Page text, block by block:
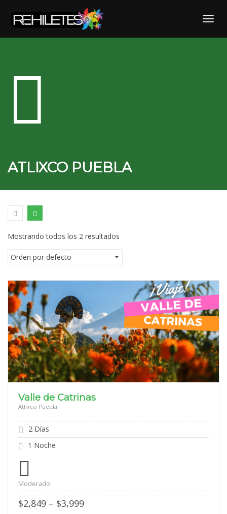
content
ATLIXCO PUEBLA
Mostrando todos los 2 resultados
Valle de Catrinas
Atlixco Puebla
2 Días
1 Noche
Moderado
$2,849 – $3,999Price